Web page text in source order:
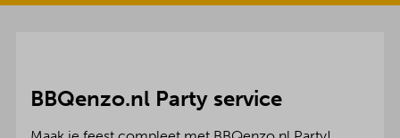
BBQenzo.nl Party service